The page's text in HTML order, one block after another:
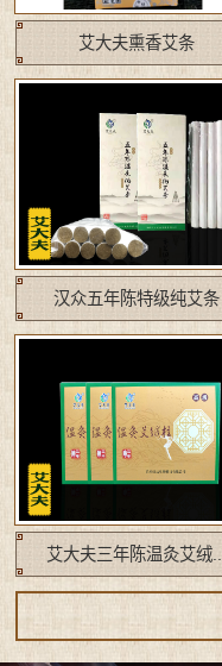
艾大夫熏香艾条
汉众五年陈特级纯艾条
艾大夫三年陈温灸艾绒...